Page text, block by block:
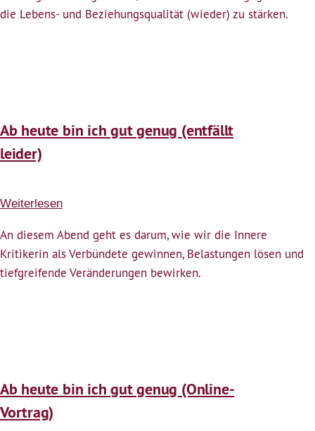
die Lebens- und Beziehungsqualität (wieder) zu stärken.
Ab heute bin ich gut genug (entfällt
leider)
Weiterlesen
heute
bin
ich
An diesem Abend geht es darum, wie wir die Innere
Kritikerin als Verbündete gewinnen, Belastungen lösen und
tiefgreifende Veränderungen bewirken.
Ab heute bin ich gut genug (Online-
Vortrag)